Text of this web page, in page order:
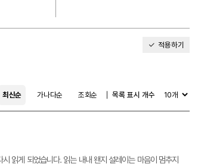
적용하기
최신순 가나다순 조회순 목록 표시 개수
읽게 되었습니다. 읽는 내내 왠지 설레이는 마음이 멈추지